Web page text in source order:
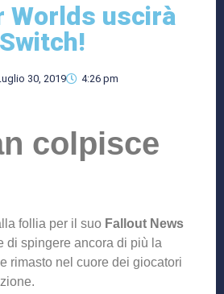
Worlds uscirà
30, 2019
4:26 pm
colpisce
follia per il suo Fallout News
di spingere ancora di più la
rimasto nel cuore dei giocatori